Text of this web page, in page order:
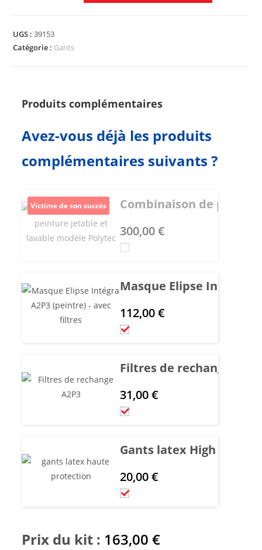
UGS :39153
Catégorie : Gants
Produits complémentaires
Avez-vous déjà les produits
complémentaires suivants ?
Combinaison de
300,00€
Victime de son succès
Masque Elipse Intégra
112,00€
Filtres de rechange
31,00€
Gants latex High
20,00€
Prix du kit : 163,00€